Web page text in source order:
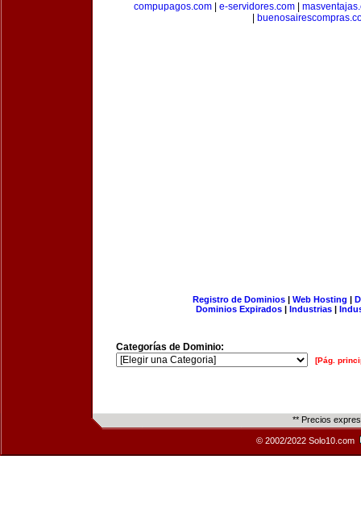
compupagos.com
e-servidores.com
Registro de Dominios| Web Hosting |
Dominios Expirados | Industrias |
Categorías de Dominio:
[Pág.
** Precios
© 2002/2022 Solo10.com